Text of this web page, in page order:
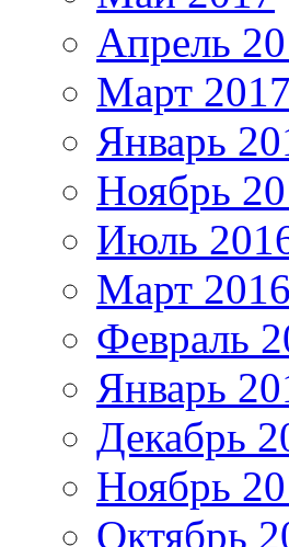
Апрель
Март 2017
Январь
Ноябрь
Июль
Март 2016
Февраль
Январь
Декабрь
Ноябрь
Октябрь